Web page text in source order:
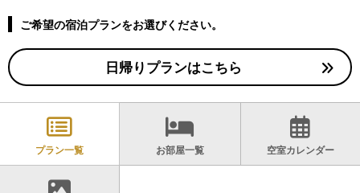
ご希望の宿泊プランをお選びください。
日帰りプランはこちら
プラン一覧 お部屋一覧 空室カレンダー